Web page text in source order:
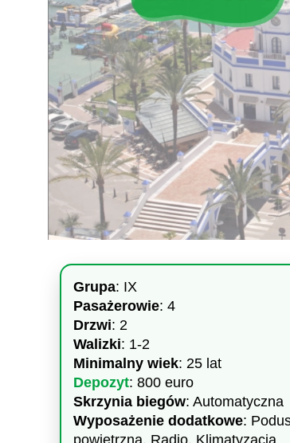
Grupa: IX
Pasażerowie: 4
Drzwi: 2
Walizki: 1-2
Minimalny wiek: 25 lat
Depozyt: 800 euro
Skrzynia biegów: Automatyczna
Wyposażenie dodatkowe:
powietrzna, Radio, Klimatyzacja